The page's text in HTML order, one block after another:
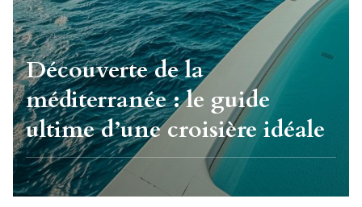
Découverte de la
méditerranée : le guide
ultime d’une croisière idéale